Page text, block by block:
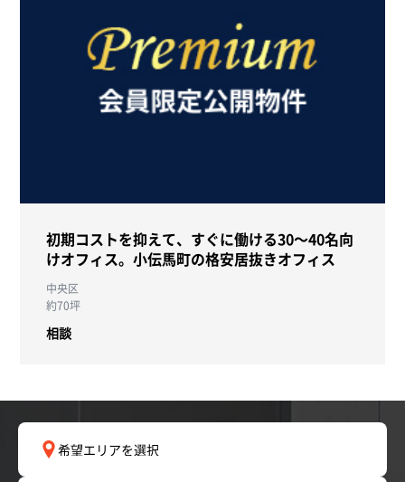
初期コストを抑えて、すぐに働ける30～40名向
けオフィス。小伝馬町の格安居抜きオフィス
中央区
約70坪
相談
希望エリアを選択